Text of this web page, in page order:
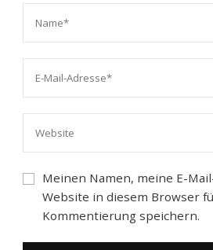
Meinen Namen, meine E-
Website in diesem Browser
Kommentierung speichern.